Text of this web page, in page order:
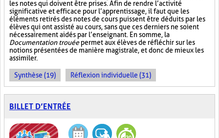
les notes qui doivent être prises. Afin de rendre l’activité
significative et efficace pour l’apprentissage, il faut que les
éléments retirés des notes de cours puissent être déduits par les
élèves qui ont assisté au cours, sans que ces derniers ne soient
nécessairement aidés par l’enseignant. En somme, la
Documentation trouéepermet aux élèves de réfléchir sur les
notions présentées de manière magistrale, et donc de mieux les
assimiler.
Synthèse (19) Réflexion individuelle (31)
BILLET D’ENTRÉE